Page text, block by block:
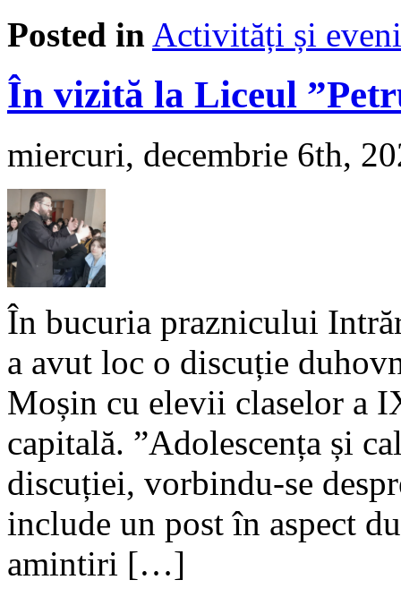
Posted in Activități și
În vizită la Liceul
miercuri, decembrie 6th,
În bucuria praznicului
a avut loc o discuție
Moșin cu elevii claselor a
capitală. ”Adolescența și
discuției, vorbindu-se
include un post în aspect
amintiri […]